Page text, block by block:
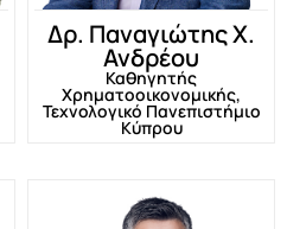
Δρ. Παναγιώτης Χ.
Ανδρέου
Καθηγητής
Χρηματοοικονομικής,
Τεχνολογικό Πανεπιστήμιο
Κύπρου